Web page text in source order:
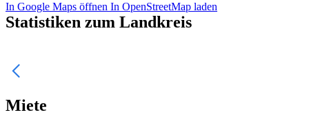
In Google Maps öffnen In OpenStreetMap laden
Statistiken zum Landkreis
Miete